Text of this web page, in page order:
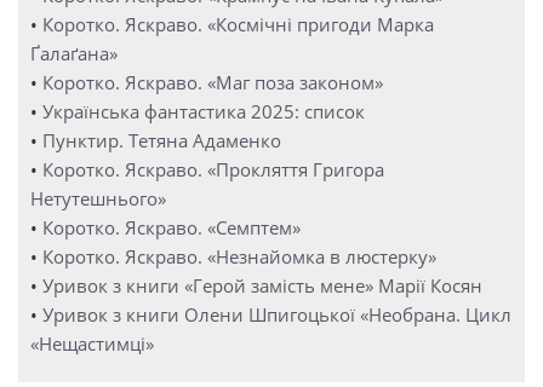
• Коротко. Яскраво. «Космічні пригоди Марка
Ґалаґана»
• Коротко. Яскраво. «Маг поза законом»
• Українська фантастика 2025: список
• Пунктир. Тетяна Адаменко
• Коротко. Яскраво. «Прокляття Григора
Нетутешнього»
• Коротко. Яскраво. «Семптем»
• Коротко. Яскраво. «Незнайомка в люстерку»
• Уривок з книги «Герой замість мене» Марії Косян
• Уривок з книги Олени Шпигоцької «Необрана. Цикл
«Нещастимці»